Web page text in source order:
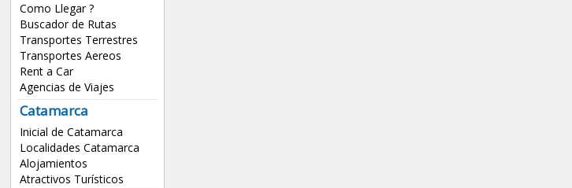
Como Llegar ?
Buscador de Rutas
Transportes Terrestres
Transportes Aereos
Rent a Car
Agencias de Viajes
Catamarca
Inicial de Catamarca
Localidades Catamarca
Alojamientos
Atractivos Turísticos